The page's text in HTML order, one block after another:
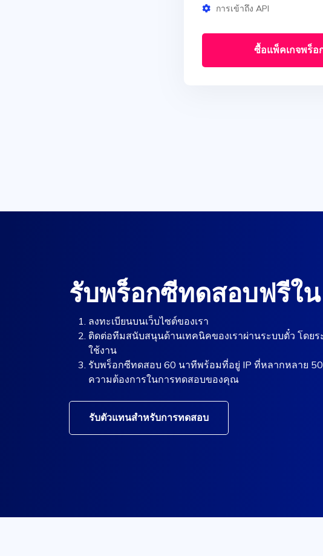
การเข้าถึง API
ซื้อแพ็คเกจพร็อ
รับพร็อกซีทดสอบฟรีใ
ลงทะเบียนบนเว็บไซต์ของเรา
ติดต่อทีมสนับสนุนด้านเทคนิคของเราผ่านระบบตั๋ว โดย
ใช้งาน
รับพร็อกซีทดสอบ 60 นาทีพร้อมที่อยู่ IP ที่หลากหลาย 50
ความต้องการในการทดสอบของคุณ
รับตัวแทนสำหรับการทดสอบ